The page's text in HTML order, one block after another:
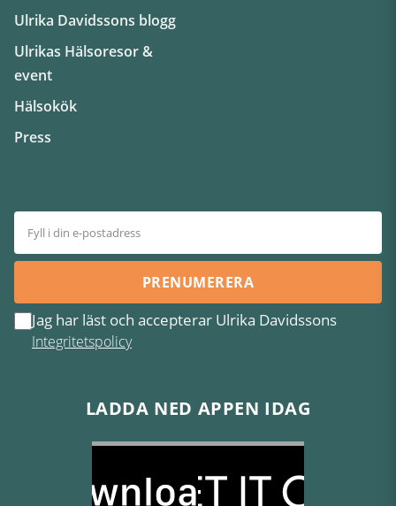
Ulrika Davidssons blogg
Ulrikas Hälsoresor &
event
Hälsokök
Press
PRENUMERERA
Jag har läst och accepterar Ulrika Davidssons
Integritetspolicy
LADDA NED APPEN IDAG